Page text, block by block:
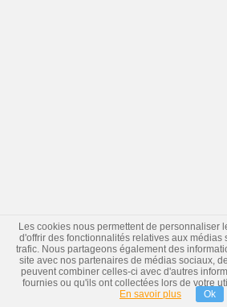
Les cookies nous permettent de personnaliser
d'offrir des fonctionnalités relatives aux médias
trafic. Nous partageons également des
site avec nos partenaires de médias sociaux,
peuvent combiner celles-ci avec d'autres
fournies ou qu'ils ont collectées lors de votre
En savoir plus
Ok